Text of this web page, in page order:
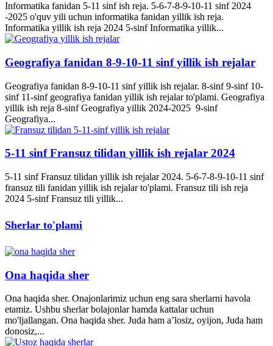
Informatika fanidan 5-11 sinf ish reja. 5-6-7-8-9-10-11 sinf 2024
-2025 o'quv yili uchun informatika fanidan yillik ish reja.
Informatika yillik ish reja 2024 5-sinf Informatika yillik...
Geografiya fanidan 8-9-10-11 sinf yillik ish rejalar
Geografiya fanidan 8-9-10-11 sinf yillik ish rejalar. 8-sinf 9-sinf 10-
sinf 11-sinf geografiya fanidan yillik ish rejalar to'plami. Geografiya
yillik ish reja 8-sinf Geografiya yillik 2024-2025 9-sinf
Geografiya...
5-11 sinf Fransuz tilidan yillik ish rejalar 2024
5-11 sinf Fransuz tilidan yillik ish rejalar 2024. 5-6-7-8-9-10-11 sinf
fransuz tili fanidan yillik ish rejalar to'plami. Fransuz tili ish reja
2024 5-sinf Fransuz tili yillik...
Sherlar to'plami
Ona haqida sher
Ona haqida sher. Onajonlarimiz uchun eng sara sherlarni havola
etamiz. Ushbu sherlar bolajonlar hamda kattalar uchun
mo'ljallangan. Ona haqida sher. Juda ham a’losiz, oyijon, Juda ham
donosiz,...